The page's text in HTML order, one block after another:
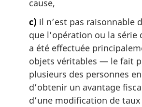
cause,
c) il n’est pas raisonnable
que l’opération ou la série
a été effectuée
objets véritables — le fait
plusieurs des personnes
d’obtenir un avantage
d’une modification de